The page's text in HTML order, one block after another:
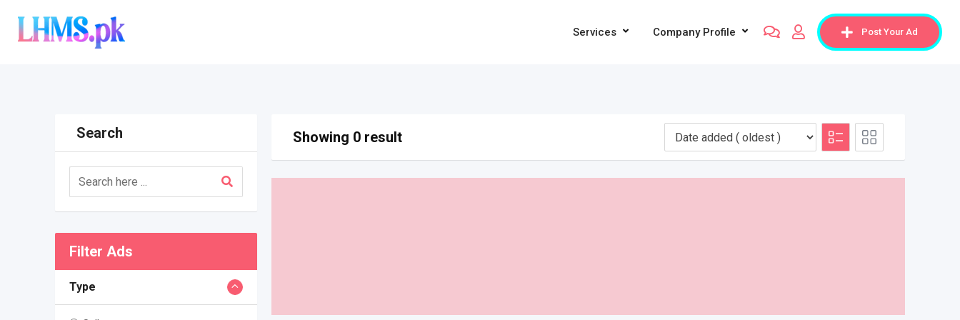
content
Post Your Ad
Services Company Profile
Search
Filter Ads
Type
Showing 0 result